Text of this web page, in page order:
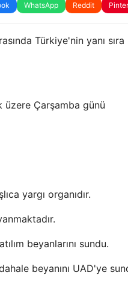
WhatsApp Reddit
Türkiye'nin yanı sıra
üzere Çarşamba günü
yargı organıdır.
beyanlarını sundu.
beyanını UAD'ye